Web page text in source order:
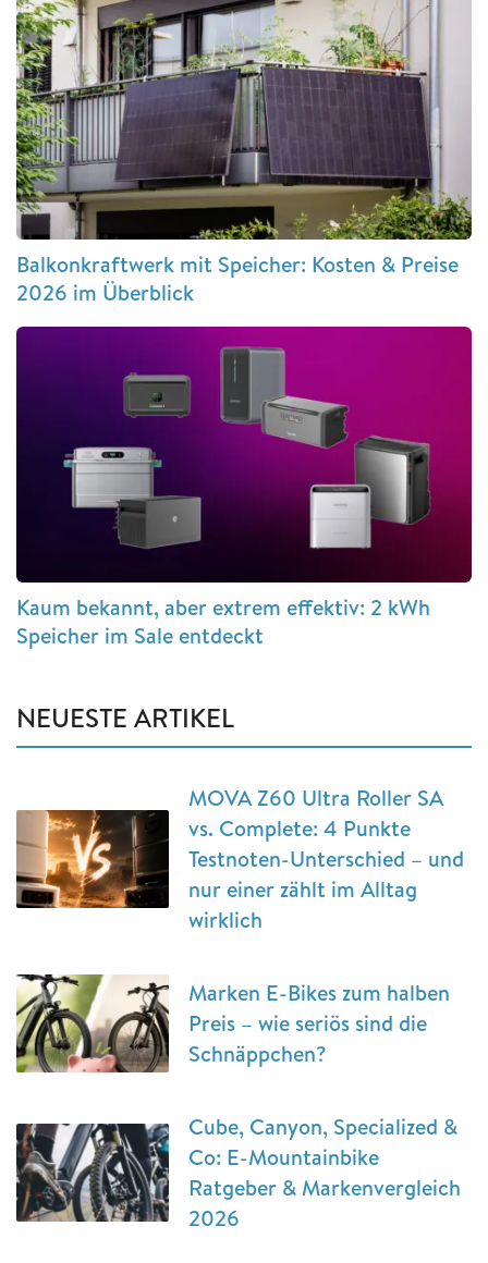
Balkonkraftwerk mit Speicher: Kosten & Preise
2026 im Überblick
Kaum bekannt, aber extrem effektiv: 2 kWh
Speicher im Sale entdeckt
NEUESTE ARTIKEL
MOVA Z60 Ultra Roller SA
vs. Complete: 4 Punkte
Testnoten-Unterschied – und
nur einer zählt im Alltag
wirklich
Marken E-Bikes zum halben
Preis – wie seriös sind die
Schnäppchen?
Cube, Canyon, Specialized &
Co: E-Mountainbike
Ratgeber & Markenvergleich
2026